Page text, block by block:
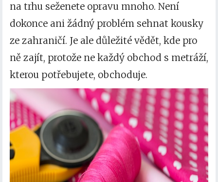
na trhu seženete opravu mnoho. Není
dokonce ani žádný problém sehnat kousky
ze zahraničí. Je ale důležité vědět, kde pro
ně zajít, protože ne každý obchod s metráží,
kterou potřebujete, obchoduje.